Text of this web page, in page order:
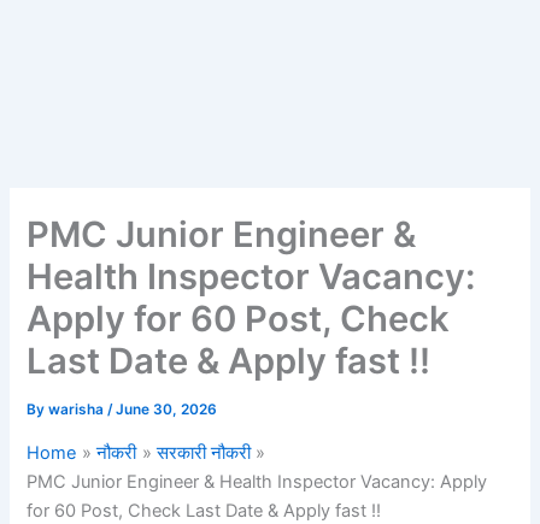
PMC Junior Engineer &
Health Inspector Vacancy:
Apply for 60 Post, Check
Last Date & Apply fast !!
Bywarisha/June 30, 2026
Home नौकरी
सरकारी नौकरी
PMC Junior Engineer & Health Inspector Vacancy: Apply
for 60 Post, Check Last Date & Apply fast !!